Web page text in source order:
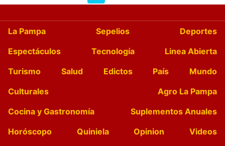
La Pampa Sepelios
Deportes
Espectáculos
Tecnología
Linea Abierta
Turismo
Salud Edictos País
Mundo
Culturales
Agro La Pampa
Cocina y Gastronomía
Suplementos Anuales
Horóscopo
Quiniela Opinion
Videos